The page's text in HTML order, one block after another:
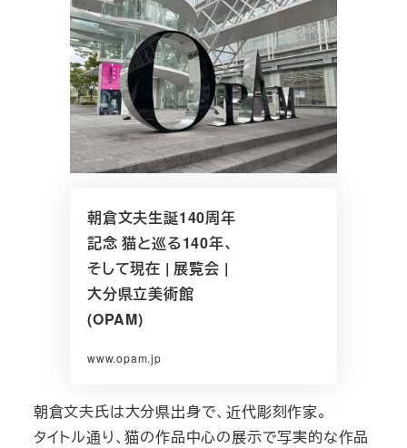
朝倉文夫生誕140周年
記念 猫と巡る140年、
そして現在 | 展覧会 |
大分県立美術館
(OPAM)
www.opam.jp
朝倉文夫氏は大分県出身で、近代彫刻作家。
タイトル通り、猫の作品中心の展示で写実的な作品